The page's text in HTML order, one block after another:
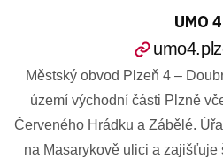
UMO 4
Městský obvod Plzeň 4 –
území východní části Plzně
Červeného Hrádku a Zábělé.
na Masarykově ulici a zajišťuje